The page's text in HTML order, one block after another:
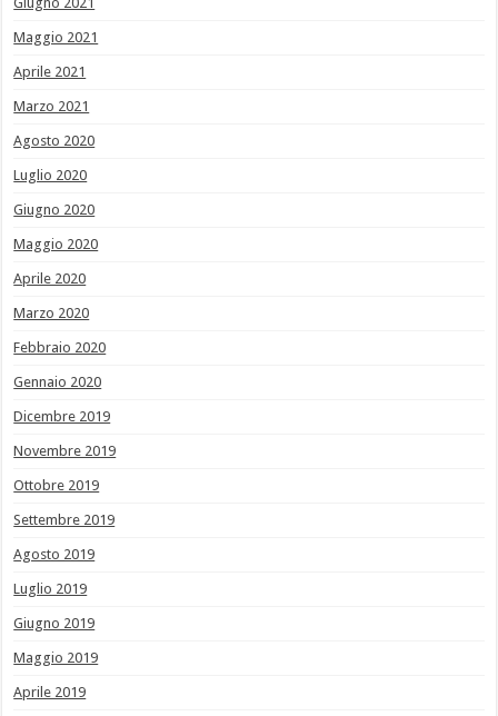
Maggio 2021
Aprile 2021
Marzo 2021
Agosto 2020
Luglio 2020
Giugno 2020
Maggio 2020
Aprile 2020
Marzo 2020
Febbraio 2020
Gennaio 2020
Dicembre 2019
Novembre 2019
Ottobre 2019
Settembre 2019
Agosto 2019
Luglio 2019
Giugno 2019
Maggio 2019
Aprile 2019